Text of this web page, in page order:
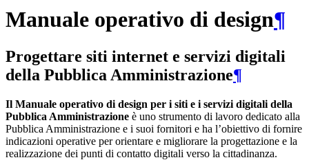
Manuale operativo di design¶
Progettare siti internet e servizi digitali
della Pubblica Amministrazione¶
Il Manuale operativo di design per i siti e i servizi digitali della
Pubblica Amministrazione è uno strumento di lavoro dedicato alla
Pubblica Amministrazione e i suoi fornitori e ha l’obiettivo di fornire
indicazioni operative per orientare e migliorare la progettazione e la
realizzazione dei punti di contatto digitali verso la cittadinanza.